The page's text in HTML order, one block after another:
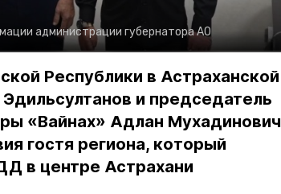
администрации губернатора АО
Республики в Астраханской
и председатель
«Вайнах» Адлан Мухадинович
гостя региона, который
в центре Астрахани